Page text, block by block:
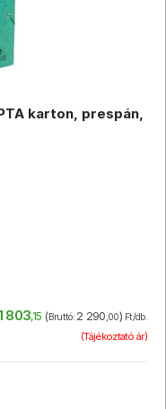
karton, prespán,
803,15 (Bruttó:2 290,00) Ft/db.
(Tájékoztató ár)